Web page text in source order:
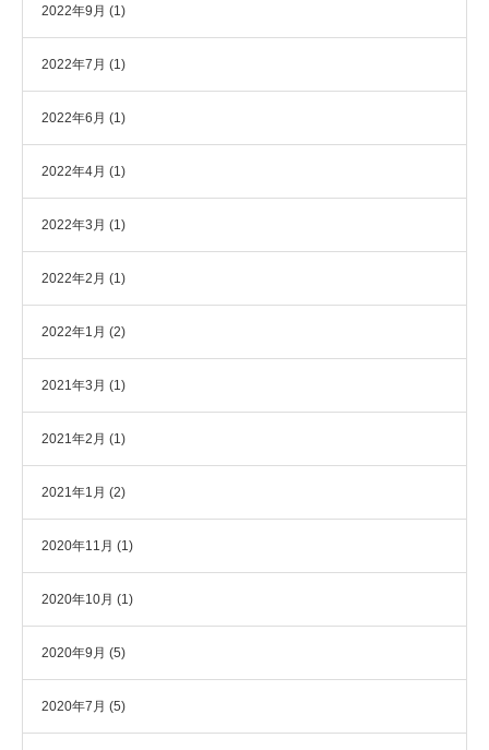
2022年9月 (1)
2022年7月 (1)
2022年6月 (1)
2022年4月 (1)
2022年3月 (1)
2022年2月 (1)
2022年1月 (2)
2021年3月 (1)
2021年2月 (1)
2021年1月 (2)
2020年11月 (1)
2020年10月 (1)
2020年9月 (5)
2020年7月 (5)